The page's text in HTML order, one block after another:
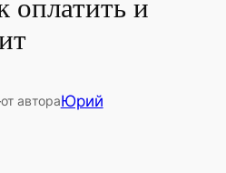
оплатить и
от автораЮрий